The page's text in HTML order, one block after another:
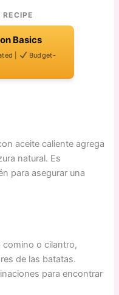
Basics
|
Budget-
aceite caliente agrega
natural. Es
para asegurar una
comino o cilantro,
de las batatas.
para encontrar